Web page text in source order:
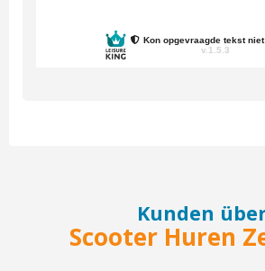
Kunden
Scooter Huren